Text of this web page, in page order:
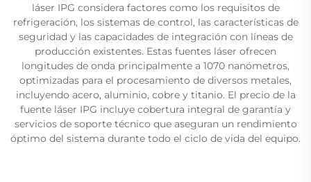
láser IPG considera factores como los requisitos de
refrigeración, los sistemas de control, las características de
seguridad y las capacidades de integración con líneas de
producción existentes. Estas fuentes láser ofrecen
longitudes de onda principalmente a 1070 nanómetros,
optimizadas para el procesamiento de diversos metales,
incluyendo acero, aluminio, cobre y titanio. El precio de la
fuente láser IPG incluye cobertura integral de garantía y
servicios de soporte técnico que aseguran un rendimiento
óptimo del sistema durante todo el ciclo de vida del equipo.